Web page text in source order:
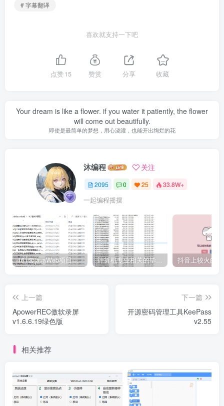
# 字幕翻译
喜欢就支持一下吧
点赞15 赞赏 分享 收藏
Your dream is like a flower. if you water it patiently, the flower
will come out beautifully.
即使是最简单的梦想，用心浇灌，也能开出绚烂的花
沐编程 关注
2095 0 25 33.8W+
一起编程摇摆
161套javaWeb项目源码免费分享 计算机专业相关的毕业设计论文合集免费下载
上一篇
ApowerREC傲软录屏
v1.6.6.19绿色版
下一篇
开源密码管理工具KeePass
v2.55
相关推荐